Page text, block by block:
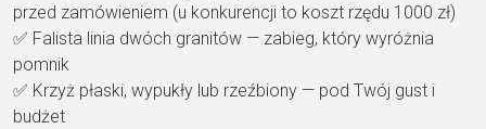
przed zamówieniem (u konkurencji to koszt rzędu 1000 zł)
✅ Falista linia dwóch granitów — zabieg, który wyróżnia
pomnik
✅ Krzyż płaski, wypukły lub rzeźbiony — pod Twój gust i
budżet